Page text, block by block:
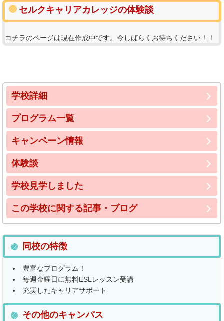
セルクキャリアカレッジの体験談
コチラのページは現在作成中です。今しばらくお待ちください！！
学校詳細
プログラム一覧
キャンペーン情報
体験談
学校見学しました
この学校に関する記事・ブログ
同校の特徴
豊富なプログラム！
毎週金曜日に無料ESLレッスン受講
充実したキャリアサポート
その他のキャンパス